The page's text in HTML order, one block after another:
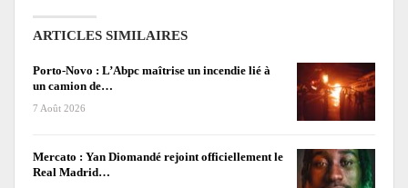
ARTICLES SIMILAIRES
Porto-Novo : L’Abpc maîtrise un incendie lié à
un camion de…
7 Août 2026
Mercato : Yan Diomandé rejoint officiellement le
Real Madrid…